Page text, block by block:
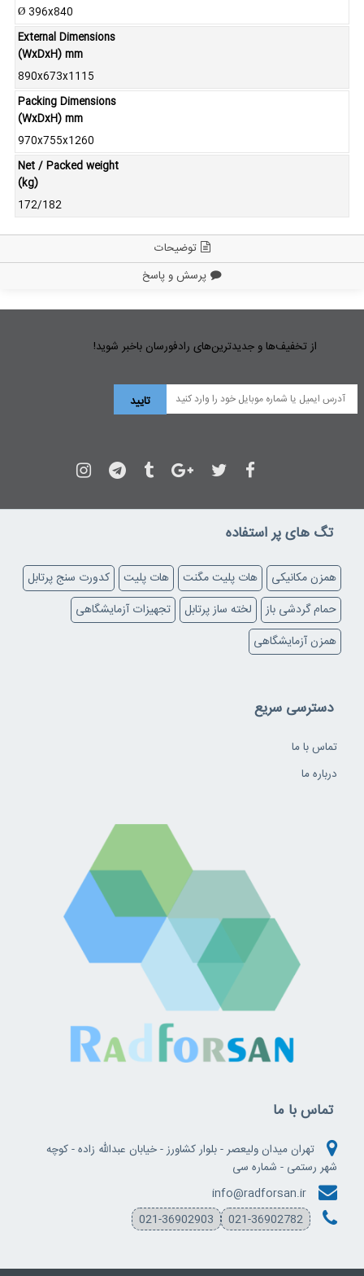
Ø 396x840
External Dimensions
(WxDxH) mm
890x673x1115
Packing Dimensions
(WxDxH) mm
970x755x1260
Net / Packed weight
(kg)
172/182
توضیحات
پرسش و پاسخ
از تخفیف‌ها و جدیدترین‌های رادفورسان باخبر شوید!
تگ های پر استفاده
همزن مکانیکی هات پلیت مگنت هات پلیت
کدورت سنج پرتابل
حمام گردشی باز
لخته ساز پرتابل
تجهیزات آزمایشگاهی
همزن آزمایشگاهی
دسترسی سریع
تماس با ما
درباره ما
تماس با ما
تهران میدان ولیعصر - بلوار کشاورز - خیابان عبدالله زاده - کوچه
شهر رستمی - شماره سی
info@radforsan.ir
021-36902903
021-36902782